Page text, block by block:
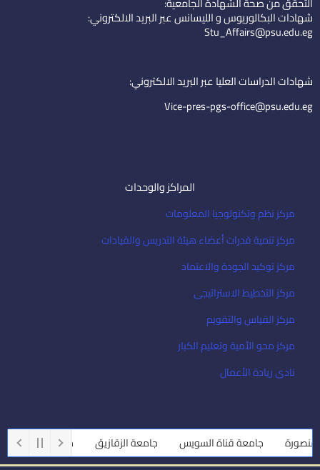
-
e
i
l
u
b
e
d
شهادات البكالوريوس و الليسانس عبر البريد الالكتروني:
Stu_Affairs@psu.edu.eg
شهادات الدراسات العليا عبر البريد الالكتروني:
Vice-pres-pgs-office@psu.edu.eg
المراكز والوحدات
مركز نظم وتكنولوجيا المعلومات
مركز تنمية قدرات أعضاء هيئة التدريس والقيادات
مركز توكيد الجودة والاعتماد
مركز التخطيط الاستراتيجى
مركز القياس والتقويم
مركز محو الأمية وتعليم الكبار
نادى ريادة الأعمال
جامعة قناة السويس جامعة الزقازيق جامعة أسيوط